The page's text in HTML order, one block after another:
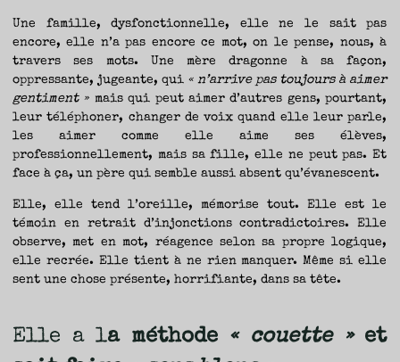
Une famille, dysfonctionnelle, elle ne le sait pas
encore, elle n’a pas encore ce mot, on le pense, nous, à
travers ses mots. Une mère dragonne à sa façon,
oppressante, jugeante, qui « n’arrive pas toujours à aimer
gentiment » mais qui peut aimer d’autres gens, pourtant,
leur téléphoner, changer de voix quand elle leur parle,
les aimer comme elle aime ses élèves,
professionnellement, mais sa fille, elle ne peut pas. Et
face à ça, un père qui semble aussi absent qu’évanescent.
Elle, elle tend l’oreille, mémorise tout. Elle est le
témoin en retrait d’injonctions contradictoires. Elle
observe, met en mot, réagence selon sa propre logique,
elle recrée. Elle tient à ne rien manquer. Même si elle
sent une chose présente, horrifiante, dans sa tête.
Elle a la méthode « couette »et